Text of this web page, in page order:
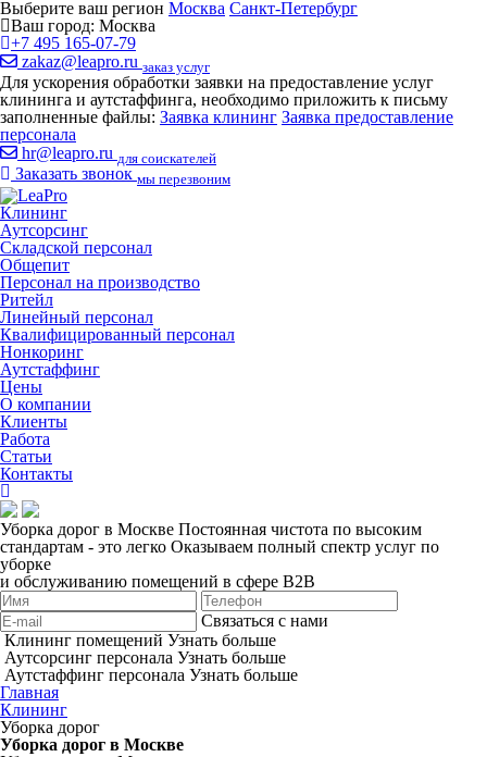
Выберите ваш регион Москва Санкт-Петербург
Ваш город: Москва
+7 495 165-07-79
zakaz@leapro.ru заказ услуг
Для ускорения обработки заявки на предоставление услуг
клининга и аутстаффинга, необходимо приложить к письму
заполненные файлы: Заявка клининг Заявка предоставление
персонала
hr@leapro.ru для соискателей
Заказать звонок мы перезвоним
Клининг
Аутсорсинг
Складской персонал
Общепит
Персонал на производство
Ритейл
Линейный персонал
Квалифицированный персонал
Нонкоринг
Аутстаффинг
Цены
О компании
Клиенты
Работа
Статьи
Контакты
Уборка дорог в Москве Постоянная чистота по высоким
стандартам - это легко Оказываем полный спектр услуг по
уборке
и обслуживанию помещений в сфере B2B
Связаться с нами
Клининг помещений Узнать больше
Аутсорсинг персонала Узнать больше
Аутстаффинг персонала Узнать больше
Главная
Клининг
Уборка дорог
Уборка дорог в Москве